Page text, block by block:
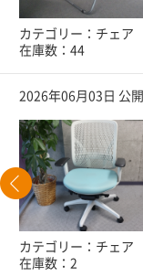
カテゴリー：チェア
在庫数：44
2026年06月03日 公開
カテゴリー：チェア
在庫数：2